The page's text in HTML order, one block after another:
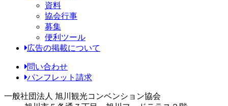
資料
協会行事
募集
便利ツール
広告の掲載について
問い合わせ
パンフレット請求
一般社団法人 旭川観光コンベンション協会